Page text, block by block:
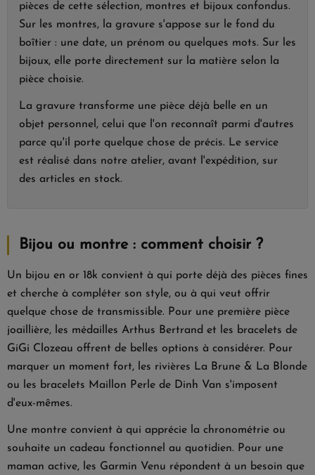
pièces de cette sélection, montres et bijoux confondus.
Sur les montres, la gravure s'appose sur le fond du
boîtier : une date, un prénom ou quelques mots. Sur les
bijoux, elle porte directement sur la matière selon la
pièce choisie.
La gravure transforme une pièce déjà belle en un
objet personnel, celui que l'on reconnaît parmi d'autres
parce qu'il porte quelque chose de précis. Le service
est réalisé dans notre atelier, avant l'expédition, sur
des articles en stock.
Bijou ou montre : comment choisir ?
Un bijou en or 18k convient à qui porte déjà des pièces fines
et cherche à compléter son style, ou à qui veut offrir
quelque chose de transmissible. Pour une première pièce
joaillière, les médailles Arthus Bertrand et les bracelets de
GiGi Clozeau offrent de belles options à considérer. Pour
marquer un moment fort, les rivières La Brune & La Blonde
ou les bracelets Maillon Perle de Dinh Van s'imposent
d'eux-mêmes.
Une montre convient à qui apprécie la chronométrie ou
souhaite un cadeau fonctionnel au quotidien. Pour une
maman active, les Garmin Venu répondent à un besoin que